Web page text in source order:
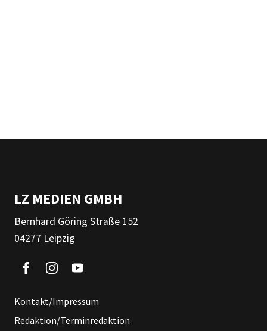
LZ MEDIEN GMBH
Bernhard Göring Straße 152
04277 Leipzig
Kontakt/Impressum
Redaktion/Terminredaktion